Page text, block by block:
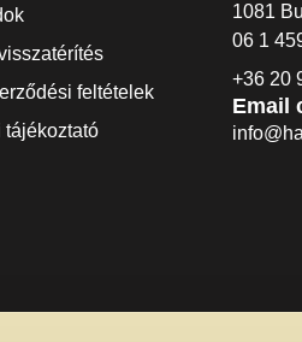
feltételek
tájékoztató
1081
06 1
+36 20
Email